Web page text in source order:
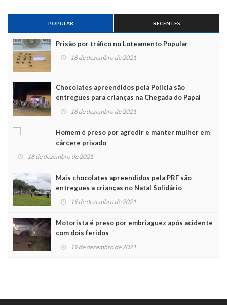
POPULAR RECENTES
Prisão por tráfico no Loteamento Popular
18 de dezembro de 2021
Chocolates apreendidos pela Polícia são
entregues para crianças na Chegada do Papai
Noel 18 de dezembro de 2021
Homem é preso por agredir e manter mulher em
cárcere privado
18 de dezembro de 2021
Mais chocolates apreendidos pela PRF são
entregues a crianças no Natal Solidário
19 de dezembro de 2021
Motorista é preso por embriaguez após acidente
com dois feridos
19 de dezembro de 2021